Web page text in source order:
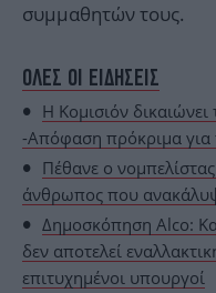
συμμαθητών τους.
ΟΛΕΣ ΟΙ ΕΙΔΗΣΕΙΣ
Η Κομισιόν
-Απόφαση πρόκριμα για
Πέθανε ο
άνθρωπος που
Δημοσκόπηση Alco:
δεν αποτελεί
επιτυχημένοι υπουργοί